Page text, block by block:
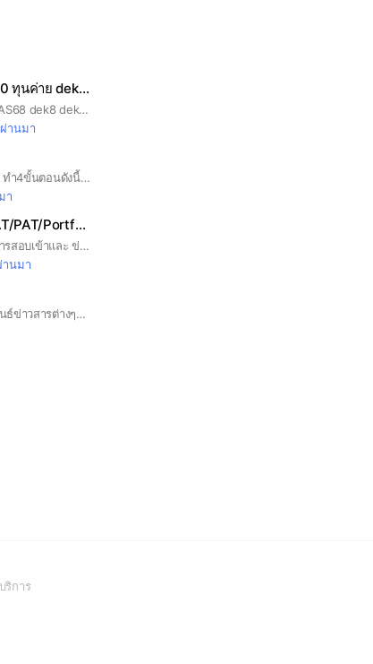
สอบเข้ามหาลัย TCAS70 ทุนค่าย dek70
รวมข่าวสอบเข้าสำหรับ TCAS68 dek8 dek69 รับตรง ทุน ค่าย
านมา
#เมื่อลูกค้าเข้าร่วมกลุ่มแล้ว ทำ4ขั้นตอนดังนี้👇🏻 1.ให้ส่งหลักฐานการกดติดตามเพจ 2.ชื่อจริง ในสลีปที่ใช้ในการโอนเงินซื้อหมี่ของทางร้าน Larmmie 3.เบอร์โทรศัพท์ ของลูกค้า 4.เวลาที่โอนเงิน ที่ขึ้นในสลีป ❗️เพื่อป้องกันการลักไก่❗️ *********ตัวอย่าง********* ส่งหลักฐานการกดติดตามเพจ ลานนา ส่างกอน 0917902138 (12:00น.) ****************************************
า
รวมข่าวสอบ TCAS/GAT/PAT/Portfolio/INTER/ค่าย
open chat ที่รวมข่าวสารการสอบเข้าและ ข่าว TCAS ทุกรอบ, ค่าย, ทุน และ เรียนต่อ Inter #tcas #dek64 #dek65 #portfolio
านมา
กลุ่มมีไว้สำหรับประชาสัมพันธ์ข่าวสารต่างๆภายในมหาวิทยาลัยเท่านั้น รบกวนห้ามขายสิ้นค้าหรือคอร์สเรียนต่างๆ
ริการ(Open